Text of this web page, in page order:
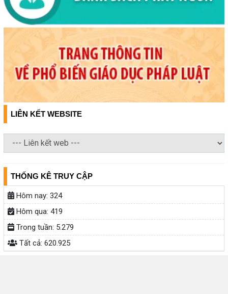
LIÊN KẾT WEBSITE
THỐNG KÊ TRUY CẬP
Hôm nay: 324
Hôm qua: 419
Trong tuần: 5.279
Tất cả: 620.925